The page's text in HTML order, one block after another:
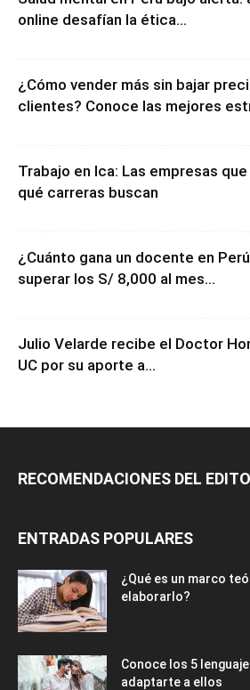
online desafían la ética...
¿Cómo vender más sin bajar
clientes? Conoce las mejores
Trabajo en Ica: Las empresas
qué carreras buscan
¿Cuánto gana un docente en
superar los S/ 8,000 al mes...
Julio Velarde recibe el Doctor
UC por su aporte a...
RECOMENDACIONES DEL
ENTRADAS POPULARES
¿Qué es un marco
elaborarlo?
Conoce los 5
adaptarte a ellos